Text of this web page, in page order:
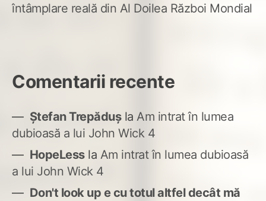
întâmplare reală din Al Doilea Război Mondial
Comentarii recente
Ștefan Trepădușla Am intrat în lumea
dubioasă a lui John Wick 4
HopeLessla Am intrat în lumea dubioasă
a lui John Wick 4
Don't look up e cu totul altfel decât mă